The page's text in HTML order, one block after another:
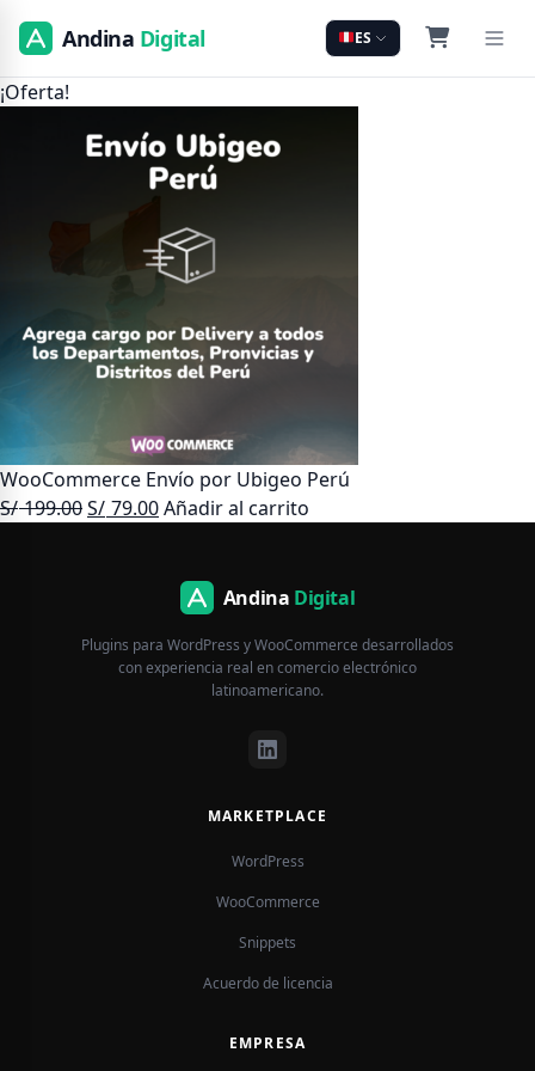
Andina Digital ES
¡Oferta!
WooCommerce Envío por Ubigeo Perú
S/199.00El
S/ 79.00El
es:
S/ 79.00.
Añadir al carrito
Andina Digital
Plugins para WordPress y WooCommerce desarrollados
con experiencia real en comercio electrónico
latinoamericano.
MARKETPLACE
WordPress
WooCommerce
Snippets
Acuerdo de licencia
EMPRESA